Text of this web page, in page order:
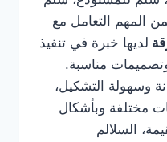
المهم التعامل مع
لديها خبرة في تنفيذ
مناسبة.
وسهولة التشكيل،
مختلفة وبأشكال
السلالم